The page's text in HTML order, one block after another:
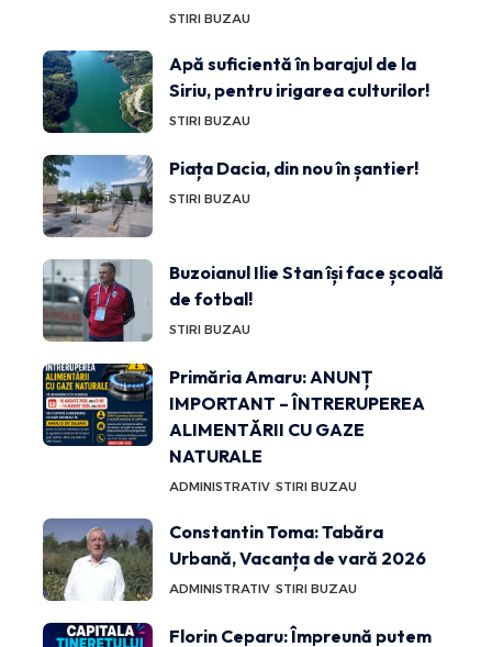
STIRI BUZAU
Apă suficientă în barajul de la
Siriu, pentru irigarea culturilor!
STIRI BUZAU
Piața Dacia, din nou în șantier!
STIRI BUZAU
Buzoianul Ilie Stan își face școală
de fotbal!
STIRI BUZAU
Primăria Amaru: ANUNȚ
IMPORTANT – ÎNTRERUPEREA
ALIMENTĂRII CU GAZE
NATURALE
ADMINISTRATIV STIRI BUZAU
Constantin Toma: Tabăra
Urbană, Vacanța de vară 2026
ADMINISTRATIV STIRI BUZAU
Florin Ceparu: Împreună putem